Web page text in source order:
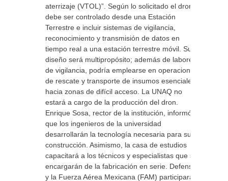
aterrizaje (VTOL)”. Según lo solicitado el dron
debe ser controlado desde una Estación
Terrestre e incluir sistemas de vigilancia,
reconocimiento y transmisión de datos en
tiempo real a una estación terrestre móvil. Su
diseño será multipropósito; además de labores
de vigilancia, podría emplearse en operaciones
de rescate y transporte de insumos esenciales
hacia zonas de difícil acceso. La UNAQ no
estará a cargo de la producción del dron.
Enrique Sosa, rector de la institución, informó
que los ingenieros de la universidad
desarrollarán la tecnología necesaria para su
construcción. Asimismo, la casa de estudios
capacitará a los técnicos y especialistas que se
encargarán de la fabricación en serie. Defensa
y la Fuerza Aérea Mexicana (FAM) participarán